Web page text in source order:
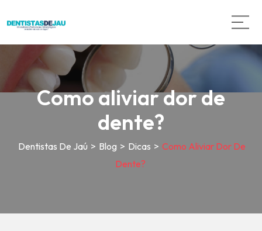
Como aliviar dor de
dente?
Dentistas De Jaú > Blog > Dicas > Como Aliviar Dor De
Dente?